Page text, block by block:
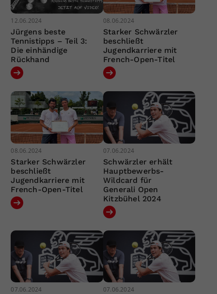
12.06.2024
Jürgens beste
Tennistipps – Teil 3:
Die einhändige
Rückhand
08.06.2024
Starker Schwärzler
beschließt
Jugendkarriere mit
French-Open-Titel
08.06.2024
Starker Schwärzler
beschließt
Jugendkarriere mit
French-Open-Titel
07.06.2024
Schwärzler erhält
Hauptbewerbs-
Wildcard für
Generali Open
Kitzbühel 2024
07.06.2024 07.06.2024